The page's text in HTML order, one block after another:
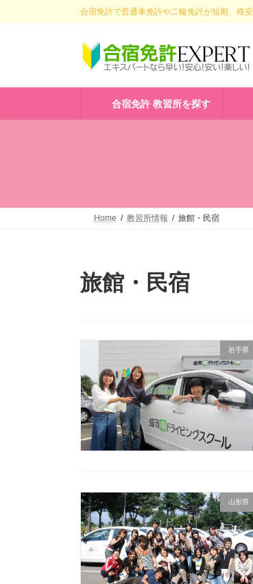
ン
ッ
ビ
移
合宿免許で普通車免許や二輪免許が短期、格
合宿免許 教習所を探す
Home 教習所情報 旅館・民宿
旅館・民宿
岩手県
山形県